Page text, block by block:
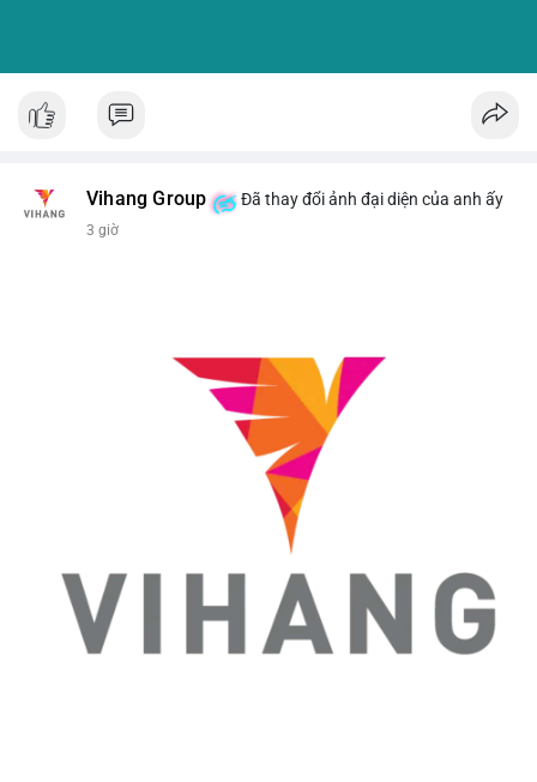
Vihang Group Đã thay đổi ảnh đại diện của anh ấy
3 giờ